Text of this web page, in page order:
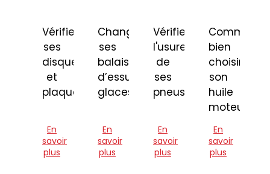
Vérifier
ses
disques
et
plaquettes
En
savoir
plus
Changer
ses
balais
d’essuie-
glaces
En
savoir
plus
Vérifier
l'usure
de
ses
pneus
En
savoir
plus
Comment
bien
choisir
son
huile
moteur
En
savoir
plus